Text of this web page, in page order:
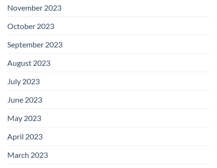
November 2023
October 2023
September 2023
August 2023
July 2023
June 2023
May 2023
April 2023
March 2023